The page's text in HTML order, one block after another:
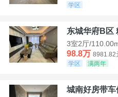
学区
东城华府B区
3室2厅/
98.8万 8981.82
学区
满两年
城南好房带车